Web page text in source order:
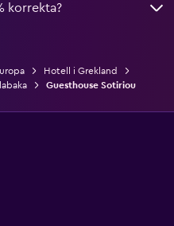
korrekta?
Hotell i Grekland
Guesthouse Sotiriou